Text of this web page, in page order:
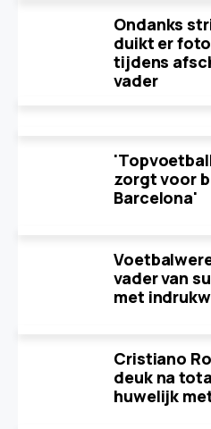
Ondanks
duikt er
tijdens
vader
zorgt voor
Barcelona'
vader van
met
Cristiano
deuk na
huwelijk